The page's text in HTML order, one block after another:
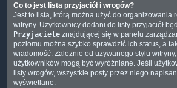
Co to jest lista przyjaciół i wrogów?
Jest to lista, którą można użyć do organizowania
witryny. Użytkownicy dodani do listy przyjaciół
Przyjaciele znajdującej się w panelu
poziomu można szybko sprawdzić ich status, a
wiadomość. Zależnie od używanego stylu
użytkowników mogą być wyróżniane. Jeśli
listy wrogów, wszystkie posty przez niego
wyświetlane.